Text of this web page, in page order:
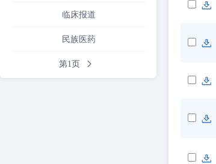
临床报道
民族医药
第1页